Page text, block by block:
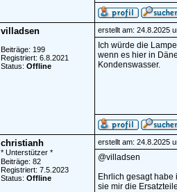
villadsen
Beiträge: 199
Registriert: 6.8.2021
Status: Offline
erstellt am: 24.8.2025
Ich würde die
wenn es hier in
Kondenswasser.
christianh
* Unterstützer *
Beiträge: 82
Registriert: 7.5.2023
Status: Offline
erstellt am: 24.8.2025
@villadsen
Ehrlich gesagt
sie mir die